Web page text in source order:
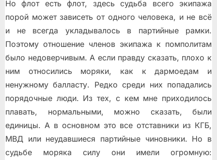
Но флот есть флот, здесь судьба всего экипажа
порой может зависеть от одного человека, и не всё
и не всегда укладывалось в партийные рамки.
Поэтому отношение членов экипажа к помполитам
было недоверчивым. А если правду сказать, плохо к
ним относились моряки, как к дармоедам и
ненужному балласту. Редко среди них попадались
порядочные люди. Из тех, с кем мне приходилось
плавать, нормальными, можно сказать, были
единицы. А в основном это все отставники из КГБ,
МВД или неудавшиеся партийные чиновники. Но в
судьбе моряка силу они имели огромную: